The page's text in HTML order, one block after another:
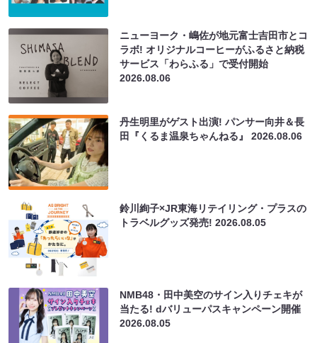
ニューヨーク・嶋佐が地元富士吉田市とコ
ラボ! オリジナルコーヒーがふるさと納税
サービス「わらふる」で受付開始
2026.08.06
丹生明里がゲスト出演! パンサー向井＆長
田『くるま温泉ちゃんねる』2026.08.06
鈴川絢子×JR東海リテイリング・プラスの
トラベルグッズ発売!2026.08.05
NMB48・田中美空のサイン入りチェキが
当たる! dバリューパスキャンペーン開催
2026.08.05